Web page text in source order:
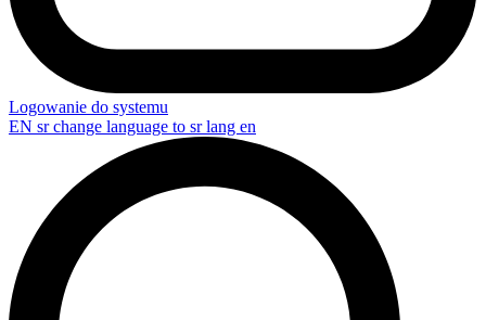
Logowanie do systemu
EN sr change language to sr lang en